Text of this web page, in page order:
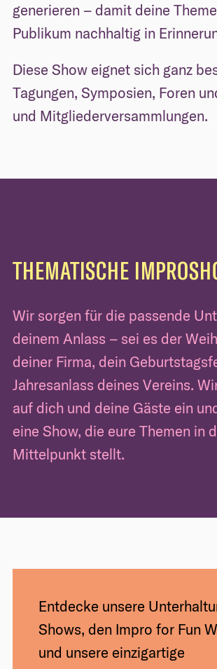
generieren – damit deine
Publikum nachhaltig in
Diese Show eignet sich ganz
Tagungen, Symposien, Foren
und Mitgliederversammlungen.
THEMATISCHE
Wir sorgen für die passende
deinem Anlass – sei es der
deiner Firma, dein
Jahresanlass deines Vereins.
auf dich und deine Gäste ein
eine Show, die eure Themen in
Mittelpunkt stellt.
Entdecke unsere
Shows, den Impro for Fun
und unsere einzigartige